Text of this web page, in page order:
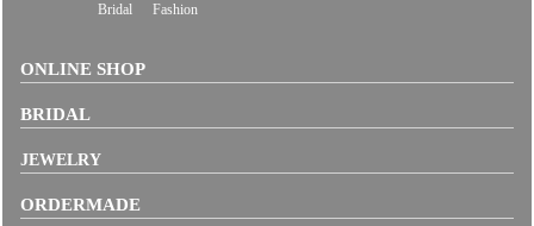
Bridal Fashion
ONLINE SHOP
BRIDAL
JEWELRY
ORDERMADE